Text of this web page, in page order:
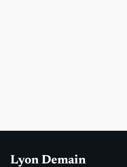
Lyon Demain